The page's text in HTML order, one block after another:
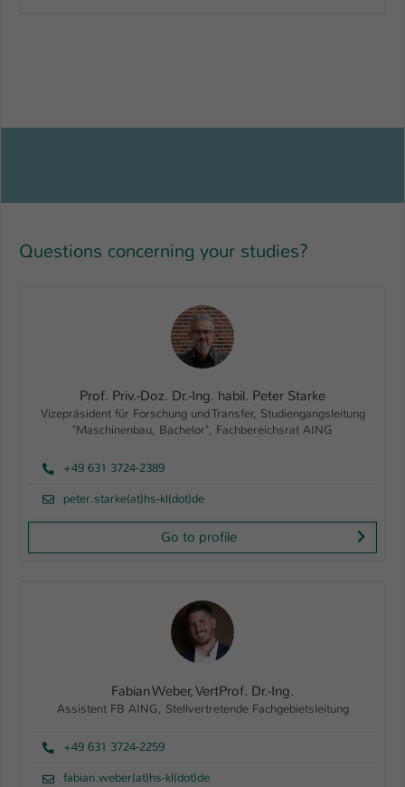
Questions concerning your studies?
Prof. Priv.-Doz. Dr.-Ing. habil. Peter Starke
Vizepräsident für Forschung und Transfer, Studiengangsleitung
"Maschinenbau, Bachelor", Fachbereichsrat AING
+49 631 3724-2389
peter.starke(at)hs-kl(dot)de
Go to profile
Fabian Weber, VertProf. Dr.-Ing.
Assistent FB AING, Stellvertretende Fachgebietsleitung
+49 631 3724-2259
fabian.weber(at)hs-kl(dot)de